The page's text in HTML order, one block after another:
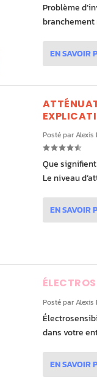
Problème
branchement
EN SAVOIR
Posté parAlexis
Que
Le niveau
EN SAVOIR
Posté parAlexis
dans votre
EN SAVOIR